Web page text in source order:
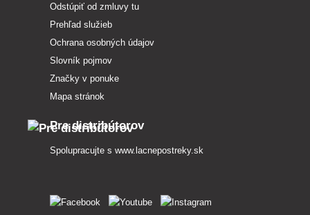
Odstúpiť od zmluvy tu
Prehľad služieb
Ochrana osobných údajov
Slovník pojmov
Značky v ponuke
Mapa stránok
Pre distribútorov
Spolupracujte s www.lacnepostreky.sk